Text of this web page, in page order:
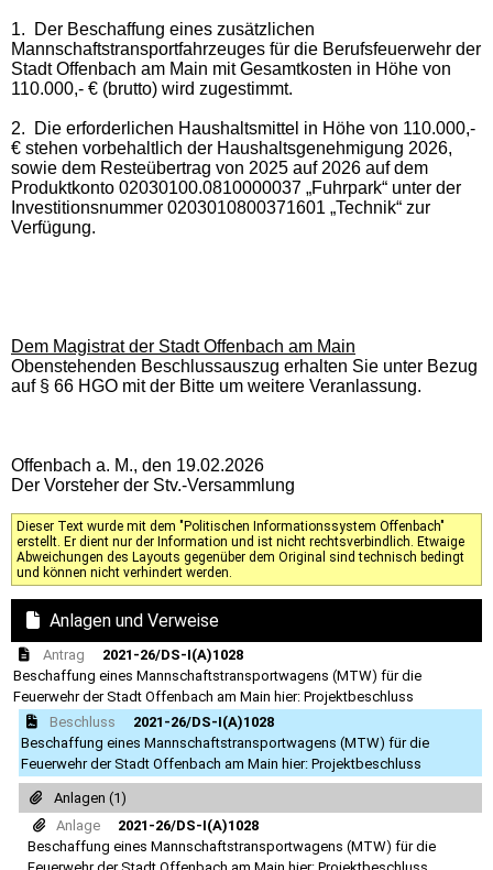
1. Der Beschaffung eines zusätzlichen
Mannschaftstransportfahrzeuges für die Berufsfeuerwehr der
Stadt Offenbach am Main mit Gesamtkosten in Höhe von
110.000,- € (brutto) wird zugestimmt.
2. Die erforderlichen Haushaltsmittel in Höhe von 110.000,-
€ stehen vorbehaltlich der Haushaltsgenehmigung 2026,
sowie dem Resteübertrag von 2025 auf 2026 auf dem
Produktkonto 02030100.0810000037 „Fuhrpark“ unter der
Investitionsnummer 0203010800371601 „Technik“ zur
Verfügung.
Dem Magistrat der Stadt Offenbach am Main
Obenstehenden Beschlussauszug erhalten Sie unter Bezug
auf § 66 HGO mit der Bitte um weitere Veranlassung.
Offenbach a. M., den 19.02.2026
Der Vorsteher der Stv.-Versammlung
Dieser Text wurde mit dem "Politischen Informationssystem Offenbach"
erstellt. Er dient nur der Information und ist nicht rechtsverbindlich. Etwaige
Abweichungen des Layouts gegenüber dem Original sind technisch bedingt
und können nicht verhindert werden.
Anlagen und Verweise
Antrag
2021-26/DS-I(A)1028
Beschaffung eines Mannschaftstransportwagens (MTW) für die
Feuerwehr der Stadt Offenbach am Main hier: Projektbeschluss
Beschluss
2021-26/DS-I(A)1028
Beschaffung eines Mannschaftstransportwagens (MTW) für die
Feuerwehr der Stadt Offenbach am Main hier: Projektbeschluss
Anlagen (1)
Anlage
2021-26/DS-I(A)1028
Beschaffung eines Mannschaftstransportwagens (MTW) für die